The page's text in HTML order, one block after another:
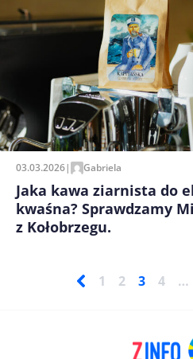
03.03.2026| Gabriela
Jaka kawa ziarnista do
kwaśna? Sprawdzamy
z Kołobrzegu.
1 2 3 4 …